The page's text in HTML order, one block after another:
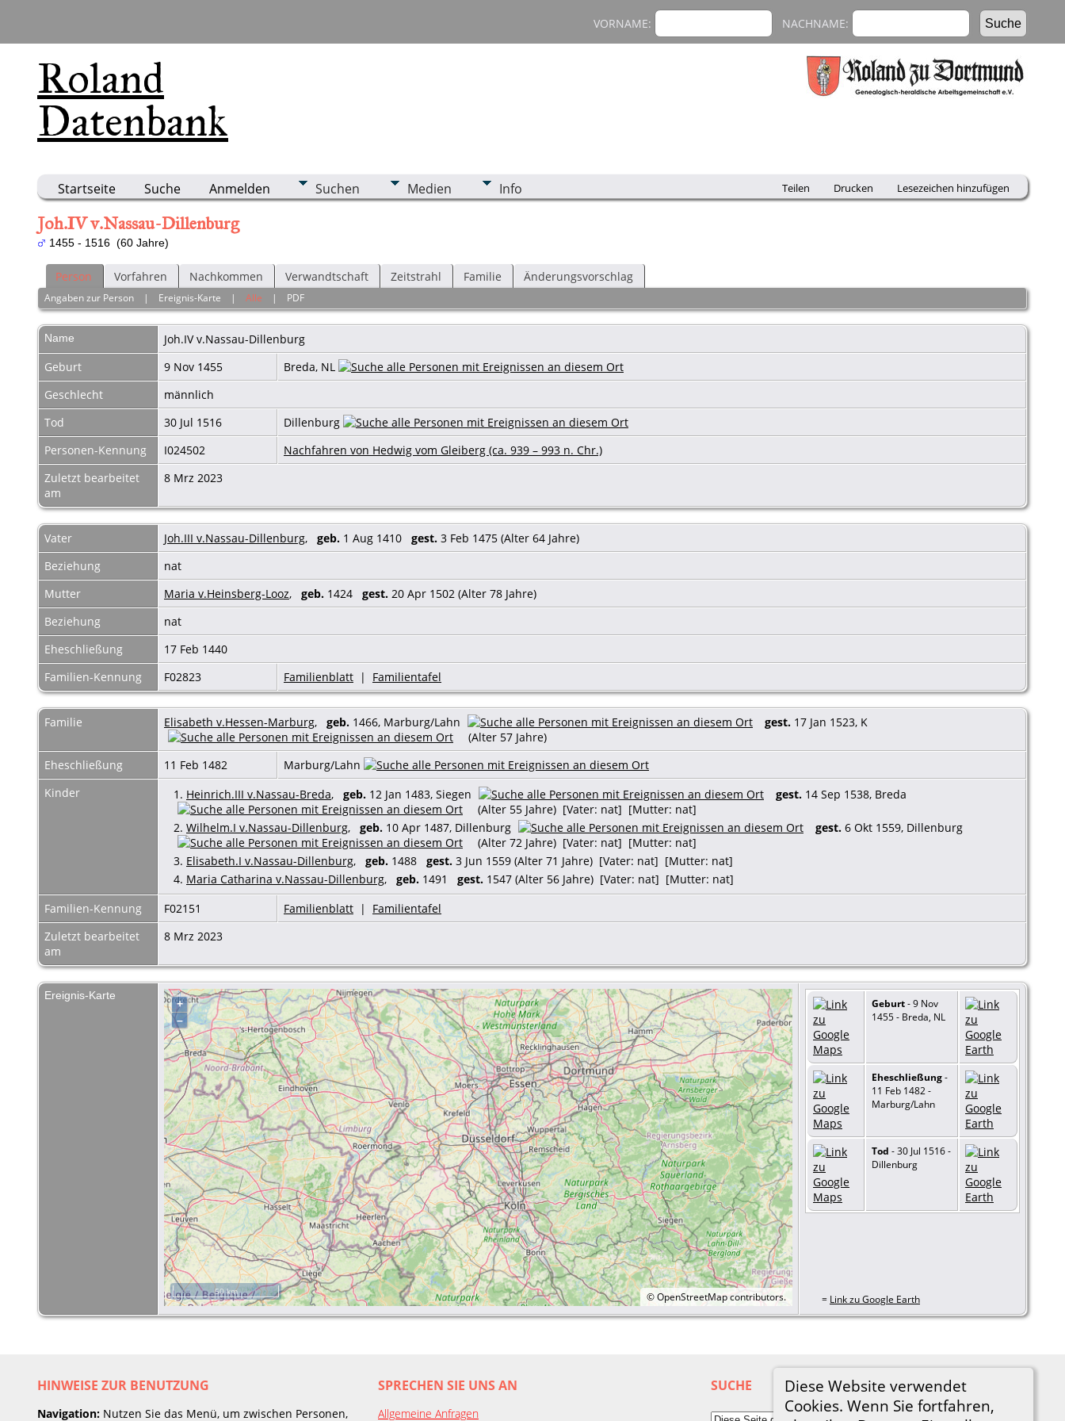
Roland
Datenbank
VORNAME: NACHNAME:
Startseite Suche Anmelden Suchen Medien Info Teilen Drucken Lesezeichen hinzufügen
Diese Website verwendet
Cookies. Wenn Sie fortfahren,
Joh.IV v.Nassau-Dillenburg
1455 - 1516 (60 Jahre)
Person Vorfahren Nachkommen Verwandtschaft Zeitstrahl Familie Änderungsvorschlag
Angaben zur Person | Ereignis-Karte |Alle | PDF
Name Joh.IV v.Nassau-Dillenburg
Geburt
9 Nov 1455
Breda, NL
Geschlecht
männlich
Tod
30 Jul 1516
Dillenburg
Personen-Kennung
I024502
Nachfahren von Hedwig vom Gleiberg (ca. 939 – 993 n. Chr.)
Zuletzt bearbeitet
am
8 Mrz 2023
Vater Joh.III v.Nassau-Dillenburg, geb. 1 Aug 1410 gest. 3 Feb 1475 (Alter 64 Jahre)
Beziehung
nat
Mutter
Maria v.Heinsberg-Looz, geb. 1424 gest. 20 Apr 1502 (Alter 78 Jahre)
Beziehung
nat
Eheschließung
17 Feb 1440
Familien-Kennung
F02823 Familienblatt | Familientafel
Familie Elisabeth v.Hessen-Marburg, geb. 1466, Marburg/Lahn gest. 17 Jan 1523, K
(Alter 57 Jahre)
Eheschließung
11 Feb 1482
Marburg/Lahn
Kinder
1. Heinrich.III v.Nassau-Breda, geb. 12 Jan 1483, Siegen gest. 14 Sep 1538, Breda
(Alter 55 Jahre) [Vater: nat] [Mutter: nat]
2. Wilhelm.I v.Nassau-Dillenburg, geb. 10 Apr 1487, Dillenburg gest. 6 Okt 1559, Dillenburg
(Alter 72 Jahre) [Vater: nat] [Mutter: nat]
3. Elisabeth.I v.Nassau-Dillenburg, geb. 1488 gest. 3 Jun 1559 (Alter 71 Jahre) [Vater: nat] [Mutter: nat]
4. Maria Catharina v.Nassau-Dillenburg, geb. 1491 gest. 1547 (Alter 56 Jahre) [Vater: nat] [Mutter: nat]
Familien-Kennung
F02151 Familienblatt | Familientafel
Zuletzt bearbeitet
am
8 Mrz 2023
Ereignis-Karte
+
–
©OpenStreetMapcontributors.
50 km
Geburt- 9 Nov
1455 - Breda, NL
Eheschließung-
11 Feb 1482 -
Marburg/Lahn
Tod - 30 Jul 1516 -
Dillenburg
= Link zu Google Earth
HINWEISE ZUR BENUTZUNG
Navigation: Nutzen Sie das Menü, um zwischen Personen,
SPRECHEN SIE UNS AN
Allgemeine Anfragen
SUCHE